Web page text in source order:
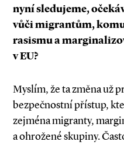
nyní sledujeme,
vůči migrantům,
rasismu a
v EU?
Myslím, že ta změna už
bezpečnostní přístup,
zejména migranty,
a ohrožené skupiny.